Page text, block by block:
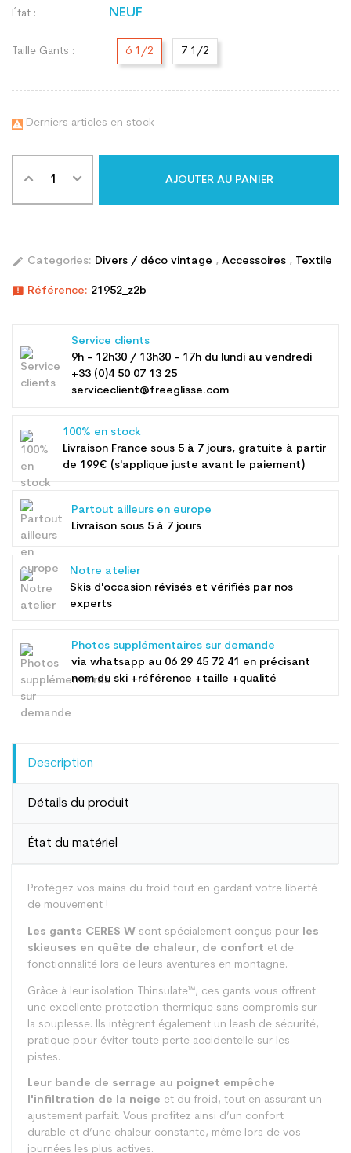
État : NEUF
Taille Gants : 6 1/2 7 1/2
 Derniers articles en stock
AJOUTER AU PANIER
edit Categories: Divers / déco vintage , Accessoires , Textile
announcement Référence: 21952_z2b
Service clients
9h - 12h30 / 13h30 - 17h du lundi au vendredi
+33 (0)4 50 07 13 25
serviceclient@freeglisse.com
100% en stock
Livraison France sous 5 à 7 jours, gratuite à partir
de 199€ (s'applique juste avant le paiement)
Partout ailleurs en europe
Livraison sous 5 à 7 jours
Notre atelier
Skis d'occasion révisés et vérifiés par nos
experts
Photos supplémentaires sur demande
via whatsapp au 06 29 45 72 41 en précisant
nom du ski +référence +taille +qualité
Description
Détails du produit
État du matériel
Protégez vos mains du froid tout en gardant votre liberté
de mouvement !
Les gants CERES W sont spécialement conçus pour les
skieuses en quête de chaleur, de confort et de
fonctionnalité lors de leurs aventures en montagne.
Grâce à leur isolation Thinsulate™, ces gants vous offrent
une excellente protection thermique sans compromis sur
la souplesse. Ils intègrent également un leash de sécurité,
pratique pour éviter toute perte accidentelle sur les
pistes.
Leur bande de serrage au poignet empêche
l'infiltration de la neige et du froid, tout en assurant un
ajustement parfait. Vous profitez ainsi d’un confort
durable et d’une chaleur constante, même lors de vos
journées les plus actives.